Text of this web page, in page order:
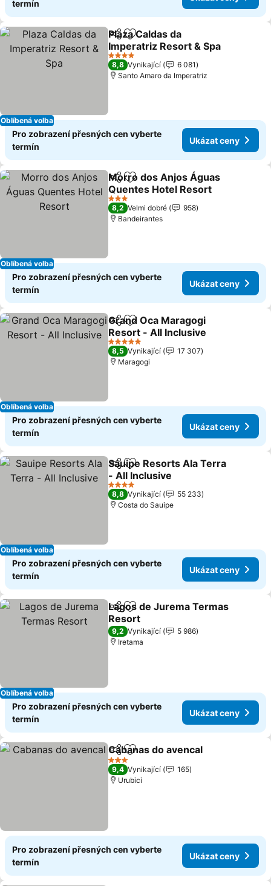
termín
Oblíbená volba
SdíletPřidat na seznam oblíbených
Plaza Caldas da
Imperatriz Resort & Spa
4 Počet hvězdiček
8,8 Vynikající
6 081
Santo Amaro da Imperatriz
Pro zobrazení přesných cen vyberte
termín
Ukázat ceny
Oblíbená volba
SdíletPřidat na seznam oblíbených
Morro dos Anjos Águas
Quentes Hotel Resort
3 Počet hvězdiček
8,2 Velmi dobré
958
Bandeirantes
Pro zobrazení přesných cen vyberte
termín
Ukázat ceny
Oblíbená volba
SdíletPřidat na seznam oblíbených
Grand Oca Maragogi
Resort - All Inclusive
5 Počet hvězdiček
8,5 Vynikající
17 307
Maragogi
Pro zobrazení přesných cen vyberte
termín
Ukázat ceny
Oblíbená volba
SdíletPřidat na seznam oblíbených
Sauipe Resorts Ala Terra
- All Inclusive
4 Počet hvězdiček
8,8 Vynikající
55 233
Costa do Sauipe
Pro zobrazení přesných cen vyberte
termín
Ukázat ceny
Oblíbená volba
SdíletPřidat na seznam oblíbených
Lagos de Jurema Termas
Resort
9,2 Vynikající
5 986
Iretama
Pro zobrazení přesných cen vyberte
termín
Ukázat ceny
SdíletPřidat na seznam oblíbených
Cabanas do avencal
3 Počet hvězdiček
9,4 Vynikající
165
Urubici
Pro zobrazení přesných cen vyberte
termín
Ukázat ceny